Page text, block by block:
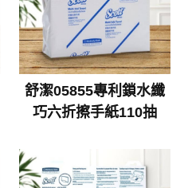
舒潔05855專利鎖水纖
巧六折擦手紙110抽